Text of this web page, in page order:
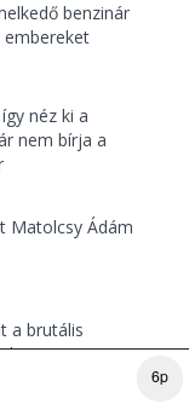
6p
benzinár
embereket
néz ki a
nem bírja a
Matolcsy Ádám
a brutális